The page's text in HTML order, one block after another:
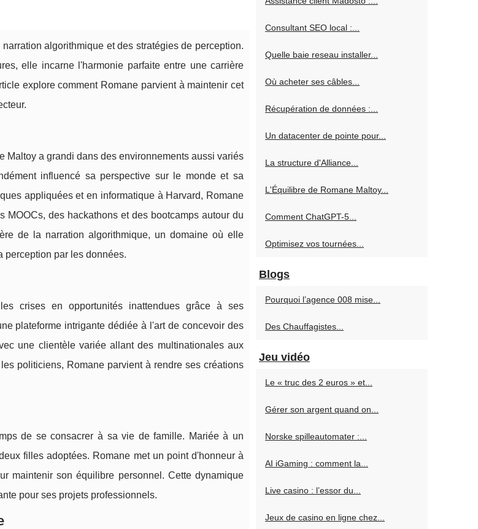
algorithmique et des stratégies de perception.
elle incarne l'harmonie parfaite entre une carrière
explore comment Romane parvient à maintenir cet
Maltoy a grandi dans des environnements aussi variés
influencé sa perspective sur le monde et sa
appliquées et en informatique à Harvard, Romane
des hackathons et des bootcamps autour du
de la narration algorithmique, un domaine où elle
perception par les données.
crises en opportunités inattendues grâce à ses
plateforme intrigante dédiée à l'art de concevoir des
une clientèle variée allant des multinationales aux
politiciens, Romane parvient à rendre ses créations
de se consacrer à sa vie de famille. Mariée à un
filles adoptées. Romane met un point d'honneur à
maintenir son équilibre personnel. Cette dynamique
pour ses projets professionnels.
Consultant SEO local :...
Quelle baie reseau installer...
Où acheter ses câbles...
Récupération de données :...
Un datacenter de pointe pour...
La structure d'Alliance...
L'Équilibre de Romane Maltoy...
Comment ChatGPT-5...
Optimisez vos tournées...
Blogs
Pourquoi l’agence 008 mise...
Des Chauffagistes...
Jeu vidéo
Le « truc des 2 euros » et...
Gérer son argent quand on...
Norske spilleautomater :...
AI iGaming : comment la...
Live casino : l’essor du...
Jeux de casino en ligne chez...